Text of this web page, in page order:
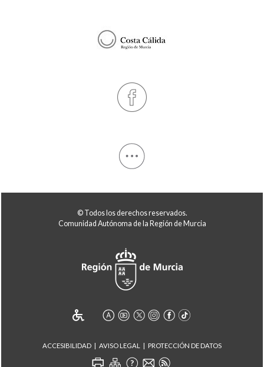
© Todos los derechos reservados.
Comunidad Autónoma de la Región de Murcia
ACCESIBILIDAD AVISO LEGAL PROTECCIÓN DE DATOS